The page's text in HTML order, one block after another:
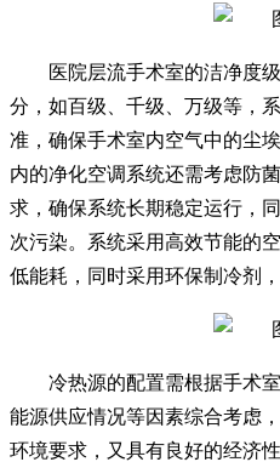
医院层流手术室的洁净度
分，如百级、千级、万级等，
准，确保手术室内空气中的尘
内的净化空调系统还需考虑防
求，确保系统长期稳定运行，
次污染。系统采用高效节能的
低能耗，同时采用环保制冷剂
冷热源的配置需根据手术
能源供应情况等因素综合考虑
环境要求，又具有良好的经济性